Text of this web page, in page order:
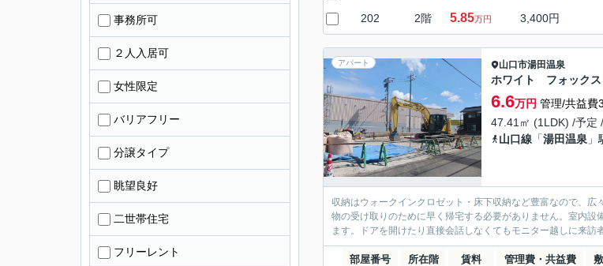
202 2階 5.85万円 3,400円
アパート 山口市湯田温泉
ホワイト フォック
6.6万円 管理/共益費
47.41㎡ (1LDK) /予定
山口線 「湯田温泉
収納はウォークインクロゼット・床下収納など豊富なので、
物の受け取りのために早く帰宅する必要がありません。室内
ます。ドアを開けたり直接会話しなくてもモニター越しに来
部屋番号 所在階 賃料 管理費・共益費
事務所可
２人入居可
女性限定
バリアフリー
分譲タイプ
眺望良好
二世帯住宅
フリーレント